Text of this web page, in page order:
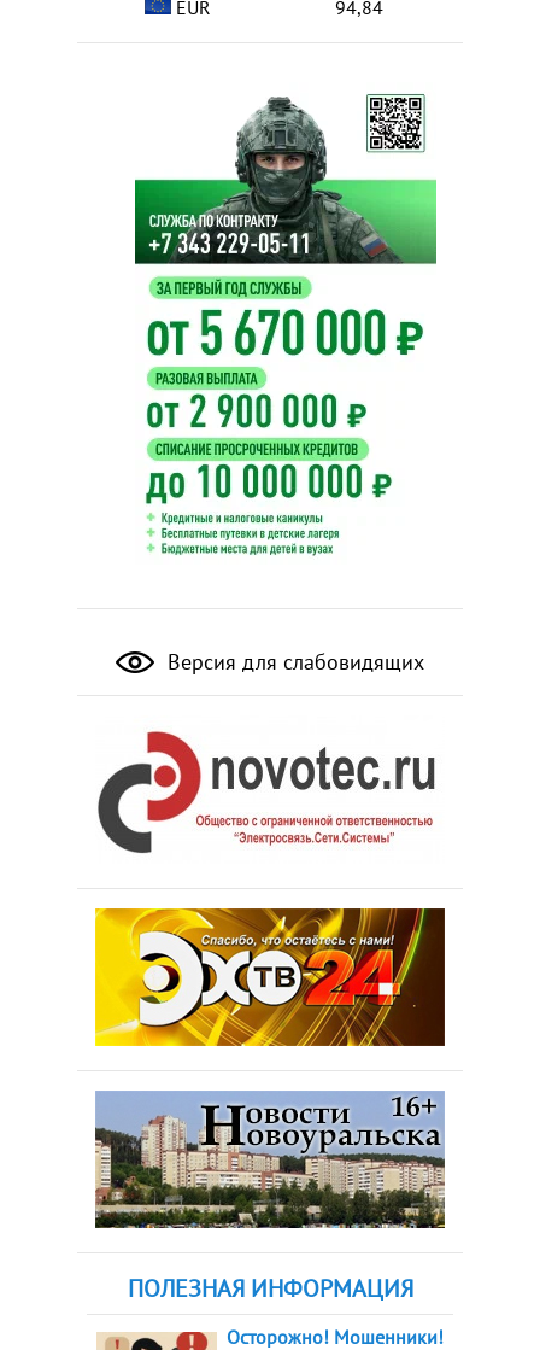
EUR 94,84
Версия для слабовидящих
ПОЛЕЗНАЯ ИНФОРМАЦИЯ
Осторожно! Мошенники!